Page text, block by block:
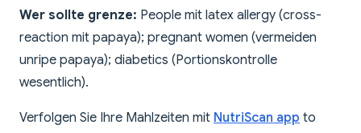
Wer sollte grenze: People mit latex allergy (cross-
reaction mit papaya); pregnant women (vermeiden
unripe papaya); diabetics (Portionskontrolle
wesentlich).
Verfolgen Sie Ihre Mahlzeiten mit NutriScan app to